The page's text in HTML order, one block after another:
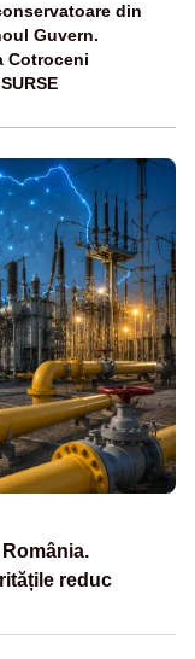
din
Guvern.
Cotroceni
reduc